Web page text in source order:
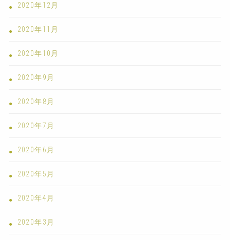
2020年12月
2020年11月
2020年10月
2020年9月
2020年8月
2020年7月
2020年6月
2020年5月
2020年4月
2020年3月